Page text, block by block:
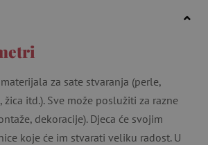
za sate stvaranja (perle,
žica itd.). Sve može poslužiti za razne
dekoracije). Djeca će svojim
koje će im stvarati veliku radost. U